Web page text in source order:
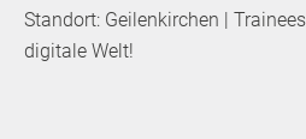
Standort: Geilenkirchen |
digitale Welt!